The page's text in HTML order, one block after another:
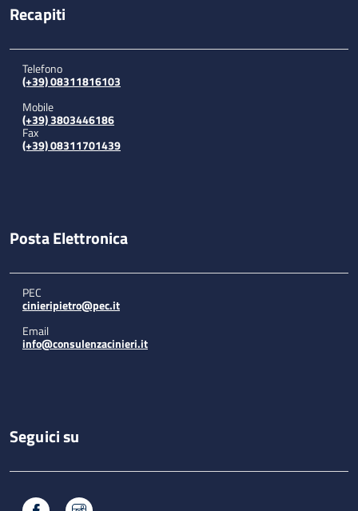
Recapiti
Telefono
(+39) 08311816103
Mobile
(+39) 3803446186
Fax
(+39) 08311701439
Posta Elettronica
PEC
cinieripietro@pec.it
Email
info@consulenzacinieri.it
Seguici su
Facebook